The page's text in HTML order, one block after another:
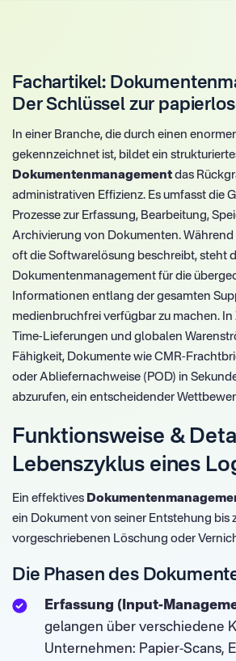
Fachartikel:
Der Schlüssel zur
In einer Branche, die durch einen
gekennzeichnet ist, bildet ein
Dokumentenmanagement das
administrativen Effizienz. Es umfasst die
Prozesse zur Erfassung, Bearbeitung,
Archivierung von Dokumenten.
oft die Softwarelösung beschreibt, steht
Dokumentenmanagement für die
Informationen entlang der gesamten
medienbruchfrei verfügbar zu machen.
Time-Lieferungen und globalen
Fähigkeit, Dokumente wie CMR-
oder Abliefernachweise (POD) in
abzurufen, ein entscheidender
Funktionsweise &
Lebenszyklus eines
Ein effektives
ein Dokument von seiner Entstehung bis
vorgeschriebenen Löschung oder
Die Phasen des
Erfassung (Input-
gelangen über verschiedene
Unternehmen: Papier-Scans,